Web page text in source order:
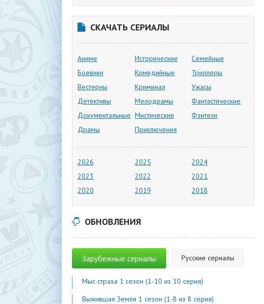
СКАЧАТЬ СЕРИАЛЫ
Аниме
Боевики
Вестерны
Детективы
Документальные
Драмы
Исторические
Комедийные
Криминал
Мелодрамы
Мистические
Приключения
Семейные
Триллеры
Ужасы
Фантастические
Фэнтези
2026 2025
2024
2023
2022
2021
2020
2019 2018
ОБНОВЛЕНИЯ
Зарубежные сериалы Русские сериалы
Мыс страха 1 сезон (1-10 из 10 серия)
Выжившая Земля 1 сезон (1-8 из 8 серия)